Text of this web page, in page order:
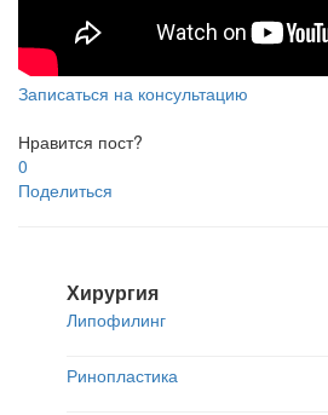
Записаться на консультацию
Нравится пост?
0
Поделиться
Хирургия
Липофилинг
Ринопластика